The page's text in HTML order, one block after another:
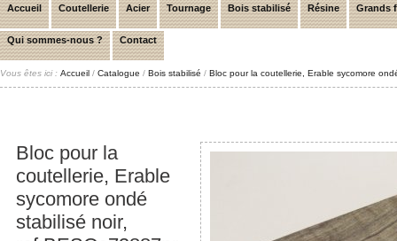
Accueil Coutellerie Acier Tournage Bois stabilisé Résine Grands
Qui sommes-nous ? Contact
Vous êtes ici : Accueil / Catalogue / Bois stabilisé / Bloc pour la coutellerie, Erable sycomore
Bloc pour la
coutellerie, Erable
sycomore ondé
stabilisé noir,